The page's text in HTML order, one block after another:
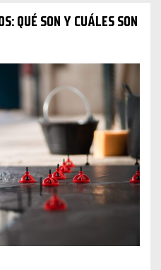
QUÉ SON Y CUÁLES SON